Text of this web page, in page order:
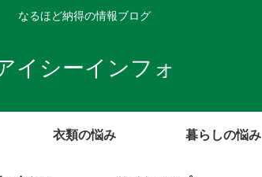
なるほど納得の情報ブログ
イシーインフォ
衣類の悩み 暮らしの悩み